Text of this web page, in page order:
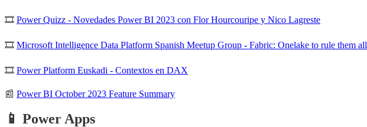
🎞 Power Quizz - Novedades Power BI 2023 con Flor Hourcouripe y Nico Lagreste
🎞 Microsoft Intelligence Data Platform Spanish Meetup Group - Fabric: Onelake to rule them all
🎞 Power Platform Euskadi - Contextos en DAX
📰 Power BI October 2023 Feature Summary
📱 Power Apps